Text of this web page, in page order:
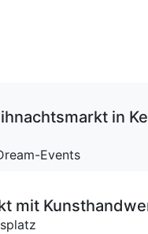
in
Events
mit